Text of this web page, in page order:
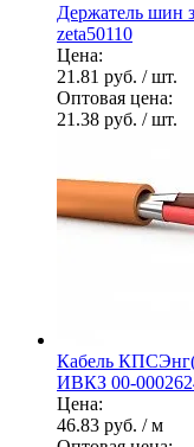
Держатель
zeta50110
Цена:
21.81 руб. / шт.
Оптовая цена:
21.38 руб. / шт.
Кабель
ИВКЗ 00-
Цена:
46.83 руб. / м